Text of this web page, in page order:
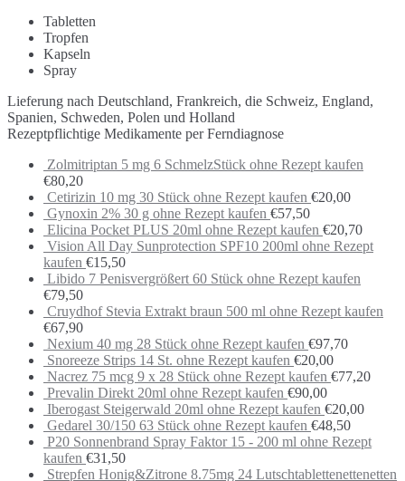
Tabletten
Tropfen
Kapseln
Spray
Lieferung nach Deutschland, Frankreich, die Schweiz, England,
Spanien, Schweden, Polen und Holland
Rezeptpflichtige Medikamente per Ferndiagnose
Zolmitriptan 5 mg 6 SchmelzStück ohne Rezept kaufen
€80,20
Cetirizin 10 mg 30 Stück ohne Rezept kaufen €20,00
Gynoxin 2% 30 g ohne Rezept kaufen €57,50
Elicina Pocket PLUS 20ml ohne Rezept kaufen €20,70
Vision All Day Sunprotection SPF10 200ml ohne Rezept
kaufen €15,50
Libido 7 Penisvergrößert 60 Stück ohne Rezept kaufen
€79,50
Cruydhof Stevia Extrakt braun 500 ml ohne Rezept kaufen
€67,90
Nexium 40 mg 28 Stück ohne Rezept kaufen €97,70
Snoreeze Strips 14 St. ohne Rezept kaufen €20,00
Nacrez 75 mcg 9 x 28 Stück ohne Rezept kaufen €77,20
Prevalin Direkt 20ml ohne Rezept kaufen €90,00
Iberogast Steigerwald 20ml ohne Rezept kaufen €20,00
Gedarel 30/150 63 Stück ohne Rezept kaufen €48,50
P20 Sonnenbrand Spray Faktor 15 - 200 ml ohne Rezept
kaufen €31,50
Strepfen Honig&Zitrone 8.75mg 24 Lutschtablettenettenetten